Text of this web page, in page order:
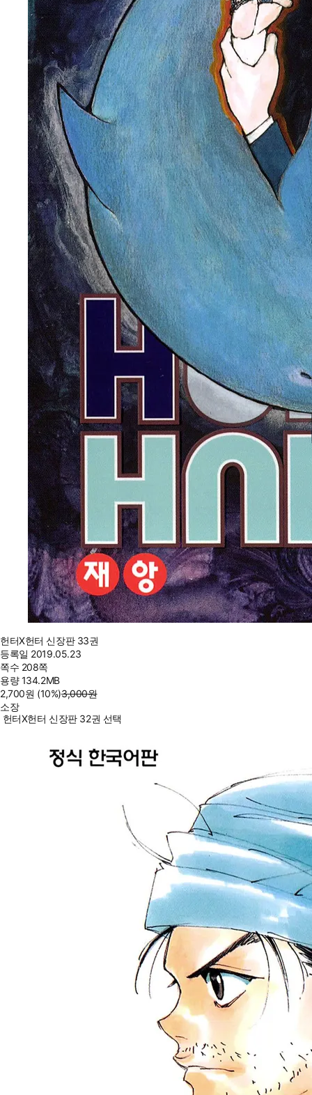
헌터X헌터 신장판 33권
등록일 2019.05.23
쪽수 208쪽
용량134.2MB
2,700원 (10%)3,000원
소장
헌터X헌터 신장판 32권 선택